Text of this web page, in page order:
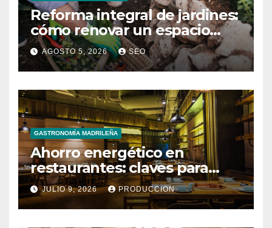
Reforma integral de jardines:
cómo renovar un espacio
exterior
AGOSTO 5, 2026 SEO
GASTRONOMÍA MADRILEÑA
Ahorro energético en
restaurantes: claves para
reducir costes mensuales
JULIO 9, 2026 PRODUCCION